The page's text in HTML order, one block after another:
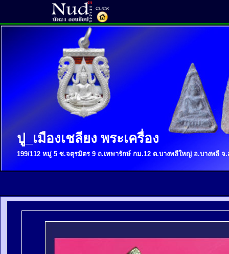
ปู_เมืองเชลียง พระเครื่อง
199/112 หมู่ 5 ซ.จตุรมิตร 9 ถ.เทพารักษ์ กม.12 ต.บางพลีใหญ่ อ.บางพลี จ.